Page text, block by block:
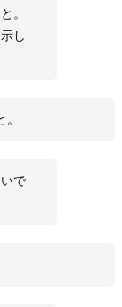
。
し
で